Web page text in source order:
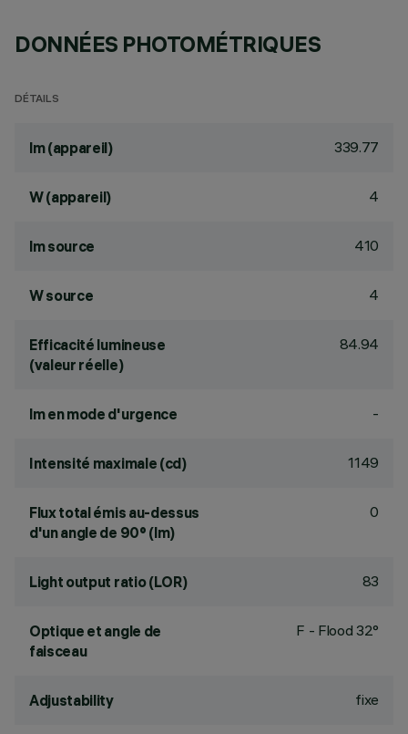
DONNÉES PHOTOMÉTRIQUES
DÉTAILS
lm (appareil) 339.77
W (appareil) 4
lm source 410
W source 4
Efficacité lumineuse
(valeur réelle)
84.94
lm en mode d'urgence -
Intensité maximale (cd) 1149
Flux total émis au-dessus
d'un angle de 90° (lm)
0
Light output ratio (LOR) 83
Optique et angle de
faisceau
F - Flood 32°
Adjustability fixe